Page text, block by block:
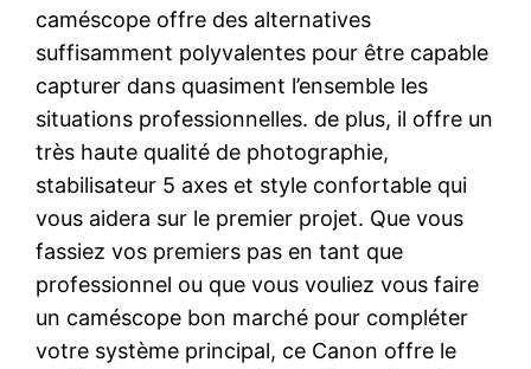
caméscope offre des alternatives
suffisamment polyvalentes pour être capable
capturer dans quasiment l’ensemble les
situations professionnelles. de plus, il offre un
très haute qualité de photographie,
stabilisateur 5 axes et style confortable qui
vous aidera sur le premier projet. Que vous
fassiez vos premiers pas en tant que
professionnel ou que vous vouliez vous faire
un caméscope bon marché pour compléter
votre système principal, ce Canon offre le